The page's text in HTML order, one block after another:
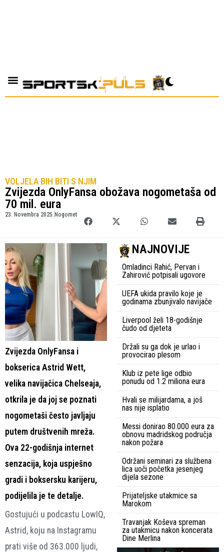
VOLJELA BIH BITI S NJIM
Zvijezda OnlyFansa obožava nogometaša od
70 mil. eura
23. Novembra 2025.Nogomet
Zvijezda OnlyFansa i
bokserica Astrid Wett,
velika navijačica Chelseaja,
otkrila je da joj se poznati
nogometaši često javljaju
putem društvenih mreža.
Ova 22-godišnja internet
senzacija, koja uspješno
gradi i boksersku karijeru,
podijelila je te detalje.
Gostujući u podcastu LowIQ,
Astrid, koju na Instagramu
prati više od 363.000 ljudi,
NAJNOVIJE
Omladinci Rahić, Pervan i
Zahirović potpisali ugovore
UEFA ukida pravilo koje je
godinama zbunjivalo navijače
Liverpool želi 18-godišnje
čudo od djeteta
Držali su ga dok je urlao i
provocirao plesom
Klub iz pete lige odbio
ponudu od 1.2 miliona eura
Hvali se milijardama, a još
nas nije isplatio
Messi donirao 80.000 eura za
obnovu madridskog područja
nakon požara
Održani seminari za službena
lica uoči početka jesenjeg
dijela sezone
Prijateljske utakmice sa
Marokom
Travanjak Koševa spreman
za utakmicu nakon koncerata
Dine Merlina